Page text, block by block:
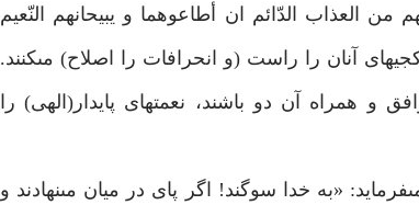
العذاب الدّائم ان أطاعوهما و يبيحانهم النّعيم
كه كجيهاى آنان را راست (و انحرافات را اصلاح) مى‏كنند.
همراه آن دو باشند، نعمتهاى پايدار(الهى) را
«به خدا سوگند! اگر پاى در ميان مى‏نهادند و